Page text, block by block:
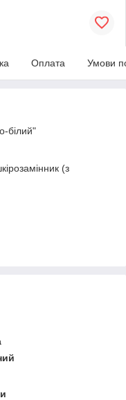
Оплата Умови
білий"
(з